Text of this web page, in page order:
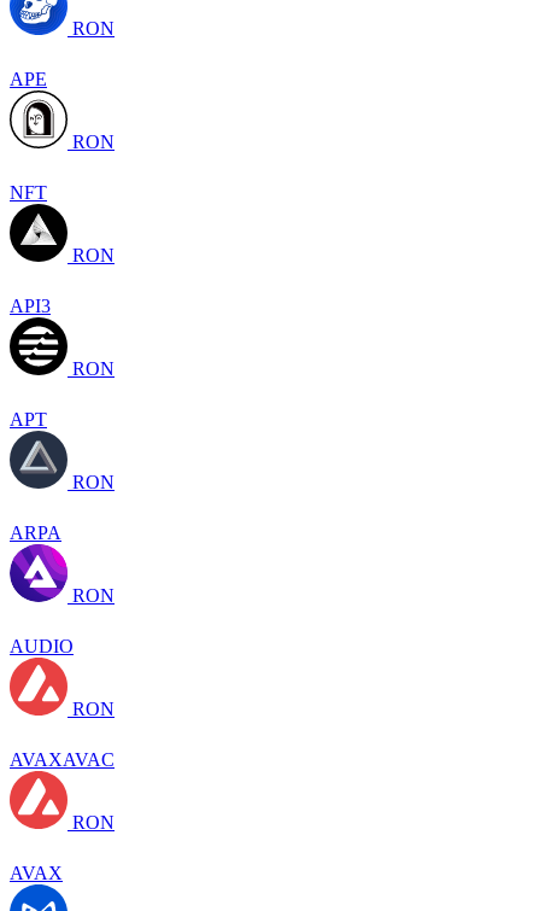
RON
APE
RON
NFT
RON
API3
RON
APT
RON
ARPA
RON
AUDIO
RON
AVAXAVAC
RON
AVAX